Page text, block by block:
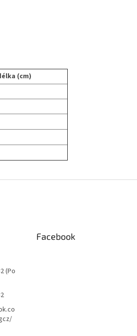
(cm)
(Po
Facebook